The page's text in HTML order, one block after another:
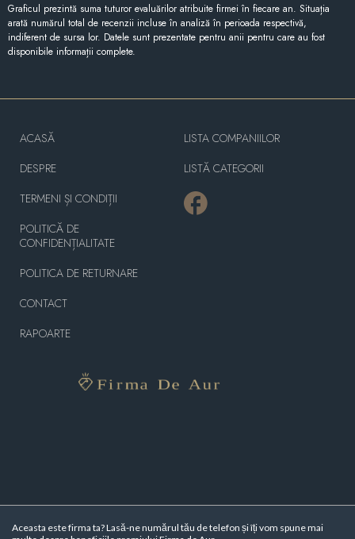
Graficul prezintă suma tuturor evaluărilor atribuite firmei în fiecare an. Situația
arată numărul total de recenzii incluse în analiză în perioada respectivă,
indiferent de sursa lor. Datele sunt prezentate pentru anii pentru care au fost
disponibile informații complete.
Aceasta este firma ta? Lasă-ne numărul tău de telefon și îți vom spune mai
ACASĂ
DESPRE
TERMENI ȘI CONDIȚII
POLITICĂ DE
CONFIDENȚIALITATE
POLITICA DE RETURNARE
CONTACT
RAPOARTE
LISTA COMPANIILOR
LISTĂ CATEGORII